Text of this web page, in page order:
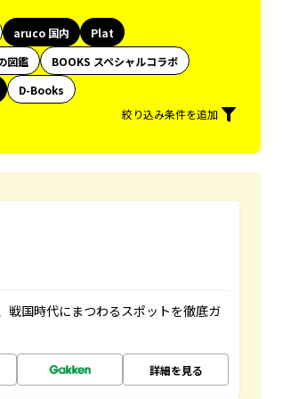
aruco 国内
Plat
図鑑
BOOKS スペシャルコラボ
D-Books
絞り込み条件を追加
戦国時代にまつわるスポットを徹底ガ
詳細を見る